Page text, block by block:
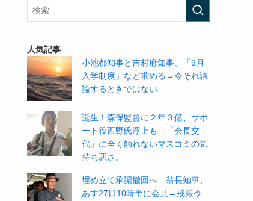
人気記事
小池都知事と吉村府知事、「9月
入学制度」など求める→今それ議
論するときではない
誕生！森保監督に２年３億、サポ
ート役西野氏浮上も→「会長交
代」に全く触れないマスコミの気
持ち悪さ。
埋め立て承認撤回へ 翁長知事、
あす27日10時半に会見→戒厳令